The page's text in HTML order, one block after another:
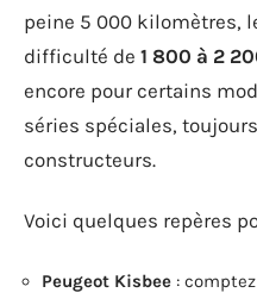
peine 5 000 kilomètres,
difficulté de 1 800 à 2
encore pour certains
séries spéciales,
constructeurs.
Voici quelques repères
Peugeot Kisbee :